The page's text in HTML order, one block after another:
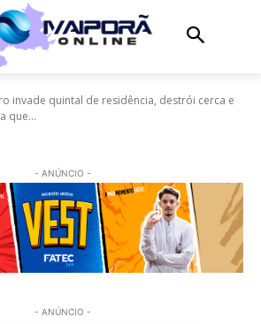
invade quintal de residência, destrói cerca e
que...
- ANÚNCIO -
- ANÚNCIO -